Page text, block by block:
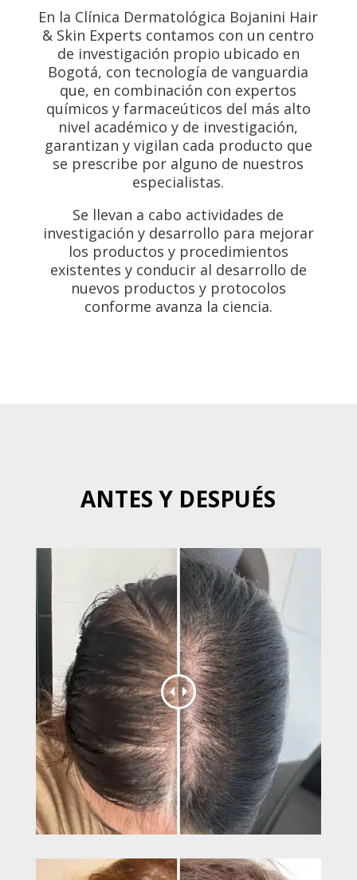
En la Clínica Dermatológica Bojanini Hair
& Skin Experts contamos con un centro
de investigación propio ubicado en
Bogotá, con tecnología de vanguardia
que, en combinación con expertos
químicos y farmaceúticos del más alto
nivel académico y de investigación,
garantizan y vigilan cada producto que
se prescribe por alguno de nuestros
especialistas.
Se llevan a cabo actividades de
investigación y desarrollo para mejorar
los productos y procedimientos
existentes y conducir al desarrollo de
nuevos productos y protocolos
conforme avanza la ciencia.
ANTES Y DESPUÉS